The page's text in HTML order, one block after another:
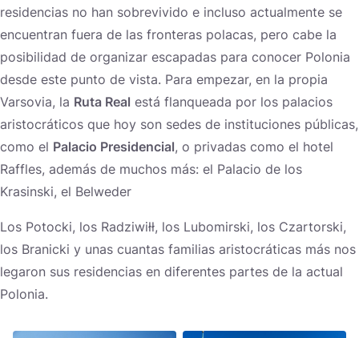
residencias no han sobrevivido e incluso actualmente se
encuentran fuera de las fronteras polacas, pero cabe la
posibilidad de organizar escapadas para conocer Polonia
desde este punto de vista. Para empezar, en la propia
Varsovia, la Ruta Real está flanqueada por los palacios
aristocráticos que hoy son sedes de instituciones públicas,
como el Palacio Presidencial, o privadas como el hotel
Raffles, además de muchos más: el Palacio de los
Krasinski, el Belweder
Los Potocki, los Radziwiłł, los Lubomirski, los Czartorski,
los Branicki y unas cuantas familias aristocráticas más nos
legaron sus residencias en diferentes partes de la actual
Polonia.